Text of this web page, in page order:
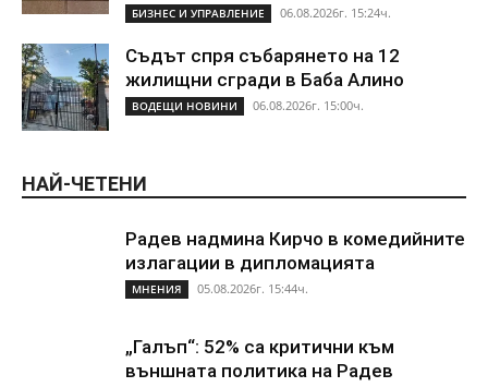
БИЗНЕС И УПРАВЛЕНИЕ 06.08.2026г. 15:24ч.
Съдът спря събарянето на 12
жилищни сгради в Баба Алино
ВОДЕЩИ НОВИНИ 06.08.2026г. 15:00ч.
НАЙ-ЧЕТЕНИ
Радев надмина Кирчо в комедийните
излагации в дипломацията
МНЕНИЯ 05.08.2026г. 15:44ч.
„Галъп“: 52% са критични към
външната политика на Радев